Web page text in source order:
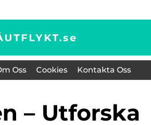
se
Oss Cookies Kontakta Oss